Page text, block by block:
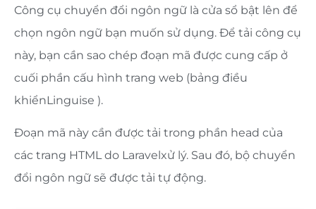
Công cụ chuyển đổi ngôn ngữ là cửa sổ bật lên để
chọn ngôn ngữ bạn muốn sử dụng. Để tải công cụ
này, bạn cần sao chép đoạn mã được cung cấp ở
cuối phần cấu hình trang web (bảng điều
khiểnLinguise ).
Đoạn mã này cần được tải trong phần head của
các trang HTML do Laravelxử lý. Sau đó, bộ chuyển
đổi ngôn ngữ sẽ được tải tự động.